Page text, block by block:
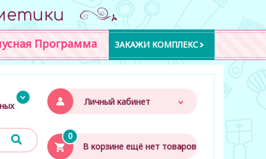
Программа ЗАКАЖИ КОМПЛЕКС
Личный кабинет
0
В корзине ещё нет товаров